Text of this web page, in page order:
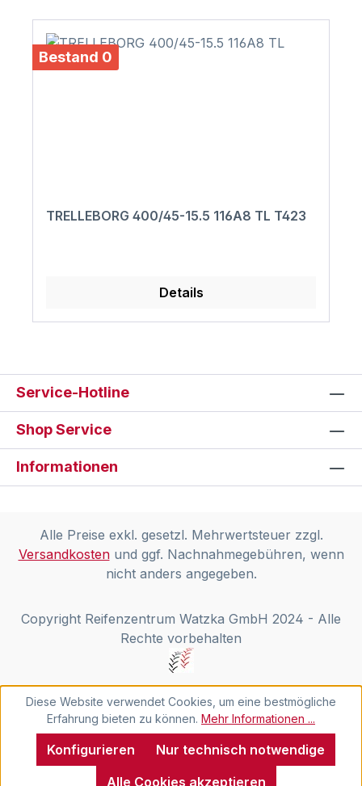
Bestand 0
TRELLEBORG 400/45-15.5 116A8 TL T423
Details
Service-Hotline
Shop Service
Informationen
Alle Preise exkl. gesetzl. Mehrwertsteuer zzgl.
Versandkostenund ggf. Nachnahmegebühren, wenn
nicht anders angegeben.
Copyright Reifenzentrum Watzka GmbH 2024 - Alle
Rechte vorbehalten
Diese Website verwendet Cookies, um eine bestmögliche
Erfahrung bieten zu können. Mehr Informationen ...
Nur technisch notwendige
Konfigurieren
Alle Cookies akzeptieren